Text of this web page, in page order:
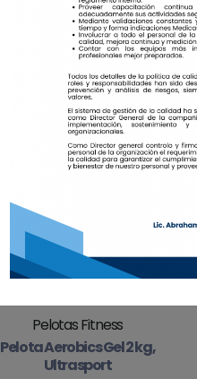
Pelotas Fitness
Pelota Aerobics Gel 2 kg,
Ultrasport